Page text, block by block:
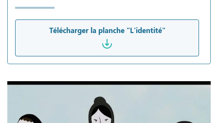
Télécharger la planche "L'identité"